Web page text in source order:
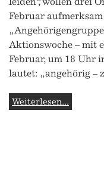
Februar
Aktionswoche – mit
Februar, um 18 Uhr
lautet: „angehörig –
Weiterlesen...